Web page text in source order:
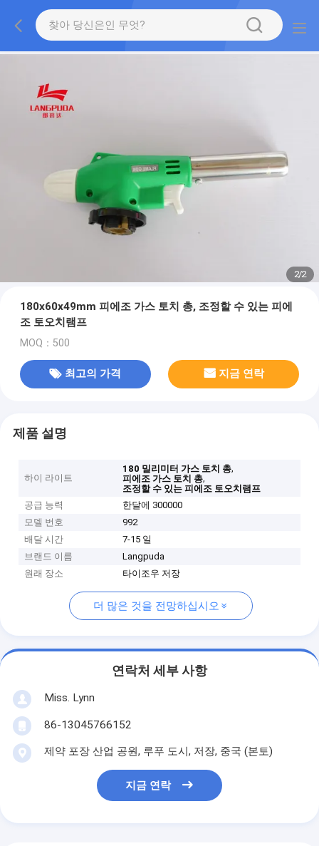
2/2
180x60x49mm 피에조 가스 토치 총, 조정할 수 있는 피에
조 토오치램프
MOQ：500
최고의 가격 지금 연락
제품 설명
하이 라이트
180 밀리미터 가스 토치 총,
피에조 가스 토치 총,
조정할 수 있는 피에조 토오치램프
공급 능력
한달에 300000
모델 번호
992
배달 시간
7-15 일
브랜드 이름
Langpuda
원래 장소
타이조우 저장
더 많은 것을 전망하십시오
연락처 세부 사항
Miss. Lynn
86-13045766152
제약 포장 산업 공원, 루푸 도시, 저장, 중국 (본토)
지금 연락